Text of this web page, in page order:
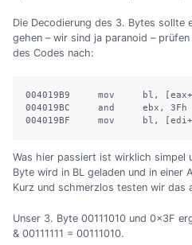
Die Decodierung des 3. Bytes sollte
gehen – wir sind ja paranoid –
des Codes nach:
004019B9     mov     bl,
004019BC     and     ebx, 3Fh
004019BF     mov     bl,
Was hier passiert ist wirklich simpel
Byte wird in BL geladen und in
Kurz und schmerzlos testen wir das
Unser 3. Byte 00111010 und 0x3F
& 00111111 = 00111010.